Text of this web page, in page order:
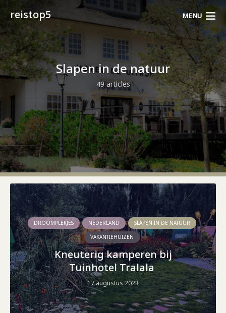
reistop5 MENU
Slapen in de natuur
49 articles
DROOMPLEKJES NEDERLAND
SLAPEN IN DE NATUUR
VAKANTIEHUIZEN
Kneuterig kamperen bij
Tuinhotel Tralala
17 augustus 2023